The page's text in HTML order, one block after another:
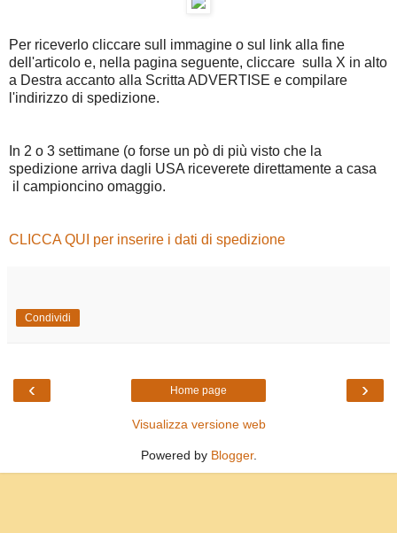
Per riceverlo cliccare sull immagine o sul link alla fine
dell'articolo e, nella pagina seguente, cliccare sulla X in alto
a Destra accanto alla Scritta ADVERTISE e compilare
l'indirizzo di spedizione.
In 2 o 3 settimane (o forse un pò di più visto che la
spedizione arriva dagli USA riceverete direttamente a casa
il campioncino omaggio.
CLICCA QUI per inserire i dati di spedizione
Condividi
‹ ›
Home page
Visualizza versione web
Powered by Blogger.